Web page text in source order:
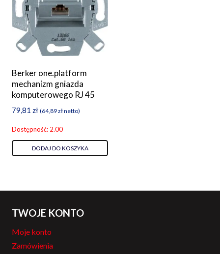
Berker one.platform
mechanizm gniazda
komputerowego RJ 45
79,81 zł (64,89złnetto)
Dostępność: 2.00
DODAJ DO KOSZYKA
TWOJE KONTO
Moje konto
Zamówienia